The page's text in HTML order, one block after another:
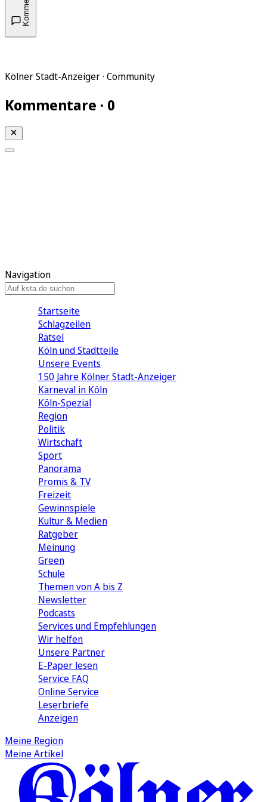
Kölner Stadt-Anzeiger · Community
Kommentare · 0
Navigation
Startseite
Schlagzeilen
Rätsel
Köln und Stadtteile
Unsere Events
150 Jahre Kölner Stadt-Anzeiger
Karneval in Köln
Köln-Spezial
Region
Politik
Wirtschaft
Sport
Panorama
Promis & TV
Freizeit
Gewinnspiele
Kultur & Medien
Ratgeber
Meinung
Green
Schule
Themen von A bis Z
Newsletter
Podcasts
Services und Empfehlungen
Wir helfen
Unsere Partner
E-Paper lesen
Service FAQ
Online Service
Leserbriefe
Anzeigen
Meine Region
Meine Artikel